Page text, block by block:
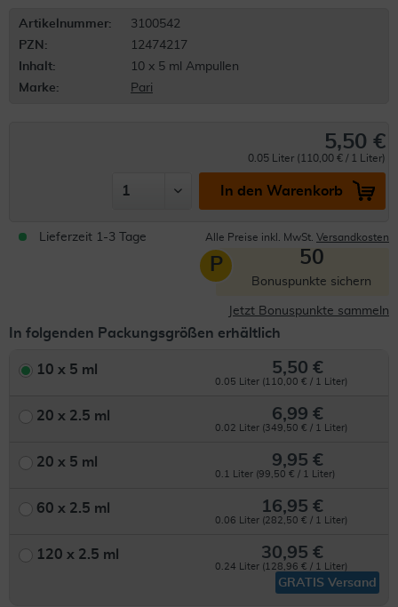
Artikelnummer:
3100542
PZN:
12474217
Inhalt:
10 x 5 ml Ampullen
Marke:
Pari
5,50 €
0.05 Liter (110,00 € / 1 Liter)
In den Warenkorb
Lieferzeit 1-3 Tage Alle Preise inkl. MwSt. Versandkosten
P 50
Bonuspunkte sichern
Jetzt Bonuspunkte sammeln
In folgenden Packungsgrößen erhältlich
10 x 5 ml 5,50 €
0.05 Liter (110,00 € / 1 Liter)
20 x 2.5 ml 6,99 €
0.02 Liter (349,50 € / 1 Liter)
20 x 5 ml 9,95 €
0.1 Liter (99,50 € / 1 Liter)
60 x 2.5 ml 16,95 €
0.06 Liter (282,50 € / 1 Liter)
120 x 2.5 ml 30,95 €
0.24 Liter (128,96 € / 1 Liter)
GRATIS Versand